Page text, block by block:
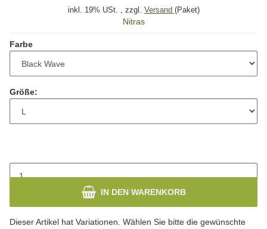
inkl. 19% USt. , zzgl. Versand (Paket)
Nitras
Farbe
Größe:
IN DEN WARENKORB
x
Dieser Artikel hat Variationen. Wählen Sie bitte die gewünschte